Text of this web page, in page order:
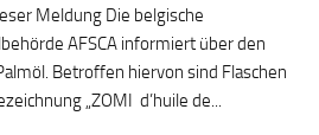
Meldung Die belgische
AFSCA informiert über den
Betroffen hiervon sind Flaschen
„ZOMI d’huile de...